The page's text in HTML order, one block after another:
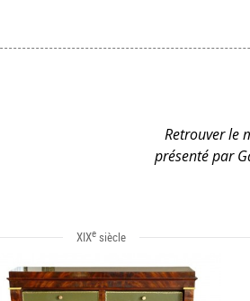
Retrouver le
présenté par
XIXesiècle